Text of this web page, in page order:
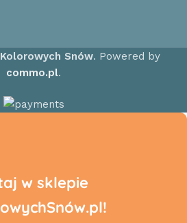
Kolorowych Snów. Powered by
commo.pl.
w sklepie